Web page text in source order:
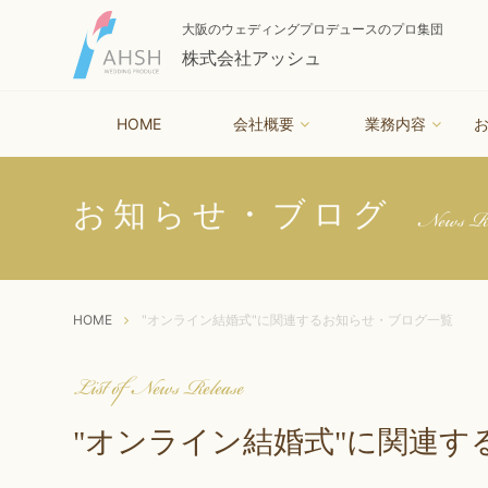
大阪のウェディングプロデュースのプロ集団
株式会社アッシュ
HOME 会社概要 業務内容
お知らせ・ブログ News
HOME "オンライン結婚式"に関連するお知らせ・ブログ一覧
List of News Release
"オンライン結婚式"に関連す